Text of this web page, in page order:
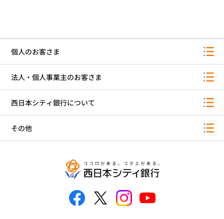
個人のお客さま
法人・個人事業主のお客さま
西日本シティ銀行について
その他